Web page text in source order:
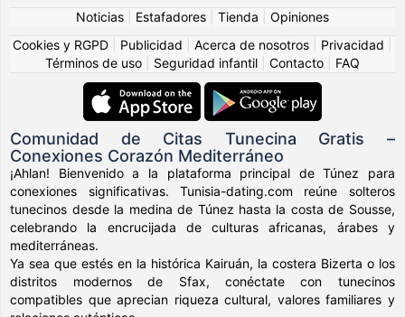
Noticias Estafadores Tienda
Opiniones
Cookies y RGPD
Publicidad Acerca de nosotros Privacidad
Términos de uso
Seguridad infantil Contacto FAQ
Comunidad de Citas Tunecina Gratis –
Conexiones Corazón Mediterráneo
¡Ahlan! Bienvenido a la plataforma principal de Túnez para
conexiones significativas. Tunisia-dating.com reúne solteros
tunecinos desde la medina de Túnez hasta la costa de Sousse,
celebrando la encrucijada de culturas africanas, árabes y
mediterráneas.
Ya sea que estés en la histórica Kairuán, la costera Bizerta o los
distritos modernos de Sfax, conéctate con tunecinos
compatibles que aprecian riqueza cultural, valores familiares y